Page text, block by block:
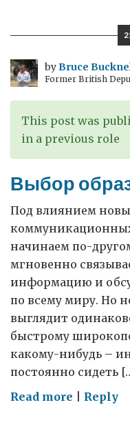
byBruce
Former British
This post was
in a previous role
Выбор
Под влиянием
начинаем по-
мгновенно
информацию и
по всему миру. Но
выглядит
быстрому
какому-нибудь –
постоянно сидеть
Read more onReply